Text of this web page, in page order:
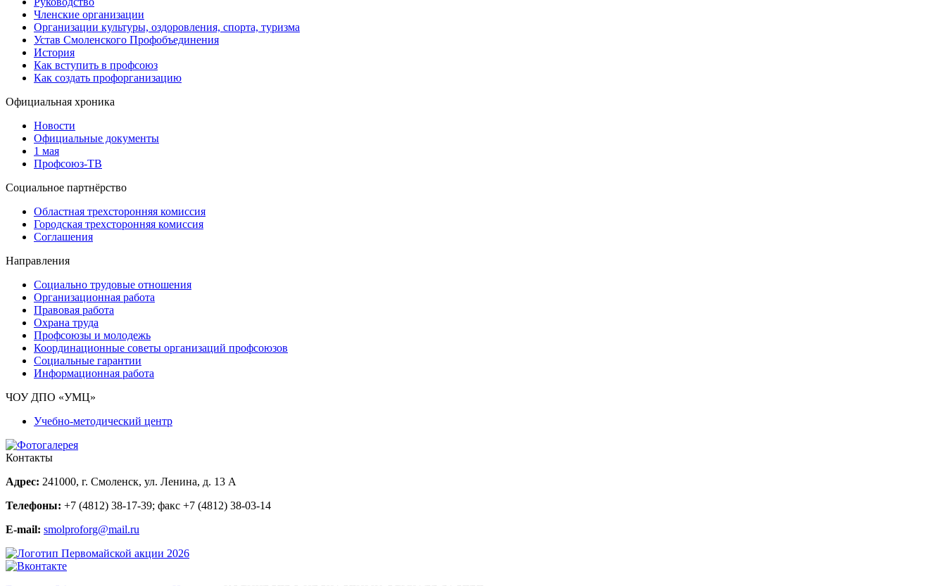
Членские организации
Организации культуры, оздоровления, спорта, туризма
Устав Смоленского Профобъединения
История
Как вступить в профсоюз
Как создать профорганизацию
Официальная хроника
Новости
Официальные документы
1 мая
Профсоюз-ТВ
Социальное партнёрство
Областная трехсторонняя комиссия
Городская трехсторонняя комиссия
Соглашения
Направления
Социально трудовые отношения
Организационная работа
Правовая работа
Охрана труда
Профсоюзы и молодежь
Координационные советы организаций профсоюзов
Социальные гарантии
Информационная работа
ЧОУ ДПО «УМЦ»
Учебно-методический центр
Контакты
Адрес: 241000, г. Смоленск, ул. Ленина, д. 13 А
Телефоны: +7 (4812) 38-17-39; факс +7 (4812) 38-03-14
E-mail: smolproforg@mail.ru